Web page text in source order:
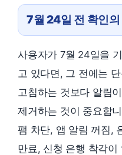
7월 24일 전 확인의
사용자가 7월 24일을
고 있다면, 그 전에는
고침하는 것보다 알림
제거하는 것이 중요합
팸 차단, 앱 알림 꺼짐,
만료, 신청 은행 착각이